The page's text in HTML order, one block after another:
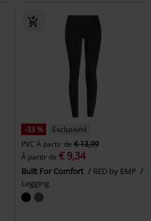
-33 %
Exclusivité
PVC À partir de € 13,99
À partir de € 9,34
Built For Comfort
RED by EMP
Legging